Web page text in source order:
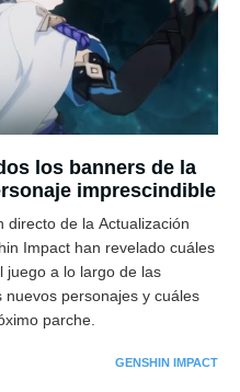
los banners de la
imprescindible
directo de la Actualización
Impact han revelado cuáles
juego a lo largo de las
personajes y cuáles
parche.
GENSHIN IMPACT